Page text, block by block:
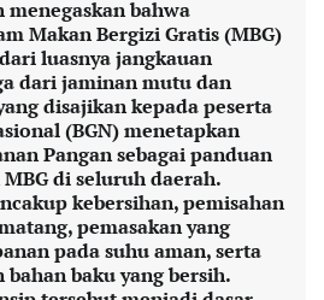
bahwa
Makan Bergizi Gratis (MBG)
luasnya jangkauan
dari jaminan mutu dan
disajikan kepada peserta
(BGN) menetapkan
Pangan sebagai panduan
di seluruh daerah.
kebersihan, pemisahan
pemasakan yang
pada suhu aman, serta
baku yang bersih.